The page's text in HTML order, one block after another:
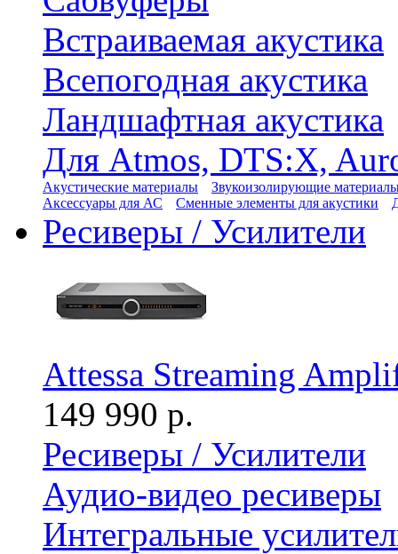
Встраиваемая акустика
Всепогодная акустика
Ландшафтная акустика
Для Atmos, DTS:X,
Акустические материалы
Звукоизолирующие
Аксессуары для АС
Сменные элементы для акустики
Ресиверы / Усилители
Attessa Streaming
149 990 р.
Ресиверы / Усилители
Аудио-видео ресиверы
Интегральные